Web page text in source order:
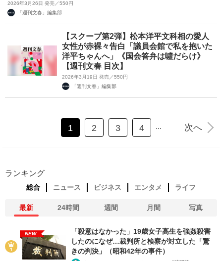
2026年3月26日 発売／550円
「週刊文春」編集部
【スクープ第2弾】松本洋平文科相の愛人
女性が赤裸々告白「議員会館で私を抱いた
洋平ちゃんへ」《国会答弁は噓だらけ》
【週刊文春 目次】
2026年3月19日 発売／550円
「週刊文春」編集部
1 2 3 4 ... 次へ
ランキング
総合 ニュース ビジネス エンタメ ライフ
最新 24時間 週間 月間 写真
NEW
「殺意はなかった」19歳女子高生を強姦殺害
したのになぜ…裁判所と検察が対立した「驚
きの判決」（昭和42年の事件）